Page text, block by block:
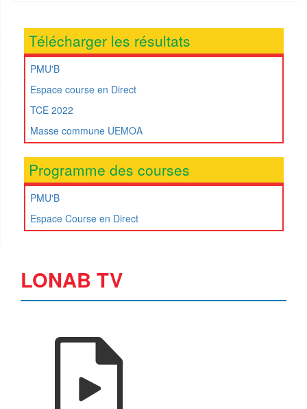
Télécharger les résultats
PMU'B
Espace course en Direct
TCE 2022
Masse commune UEMOA
Programme des courses
PMU'B
Espace Course en Direct
LONAB TV